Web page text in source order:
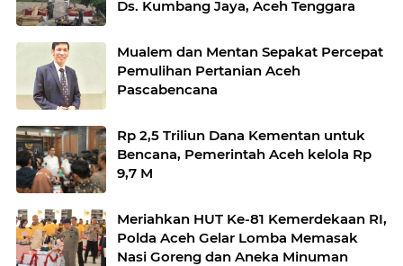
Ds. Kumbang Jaya, Aceh Tenggara
Mualem dan Mentan Sepakat Percepat
Pemulihan Pertanian Aceh
Pascabencana
Rp 2,5 Triliun Dana Kementan untuk
Bencana, Pemerintah Aceh kelola Rp
9,7 M
Meriahkan HUT Ke-81 Kemerdekaan RI,
Polda Aceh Gelar Lomba Memasak
Nasi Goreng dan Aneka Minuman